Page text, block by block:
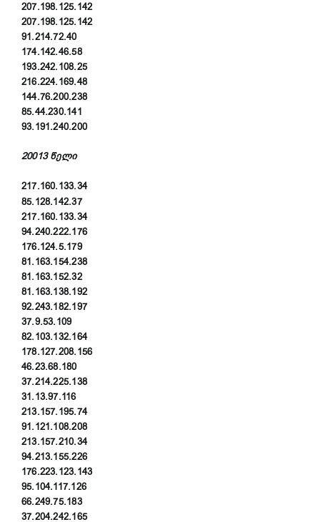
207.198.125.142
207.198.125.142
91.214.72.40
174.142.46.58
193.242.108.25
216.224.169.48
144.76.200.238
85.44.230.141
93.191.240.200
20013 წელი
217.160.133.34
85.128.142.37
217.160.133.34
94.240.222.176
176.124.5.179
81.163.154.238
81.163.152.32
81.163.138.192
92.243.182.197
37.9.53.109
82.103.132.164
178.127.208.156
46.23.68.180
37.214.225.138
31.13.97.116
213.157.195.74
91.121.108.208
213.157.210.34
94.213.155.226
176.223.123.143
95.104.117.126
66.249.75.183
37.204.242.165